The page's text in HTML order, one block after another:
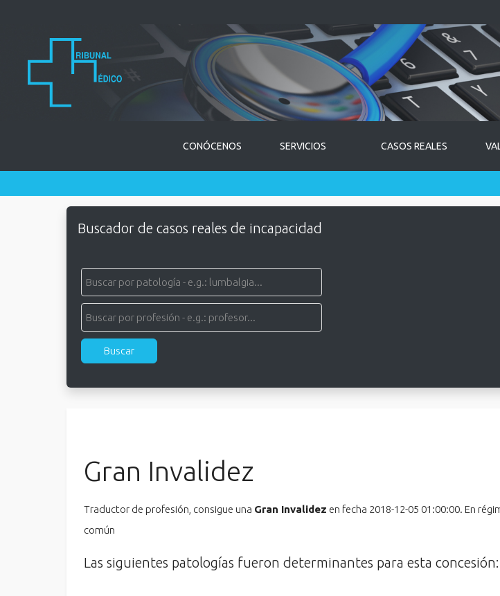
CONÓCENOS SERVICIOS CASOS REALES
Buscador de casos reales de incapacidad
Gran Invalidez
Traductor de profesión, consigue una Gran Invalidez en fecha 2018-12-05 01:00:00. En
común
Las siguientes patologías fueron determinantes para esta concesión: